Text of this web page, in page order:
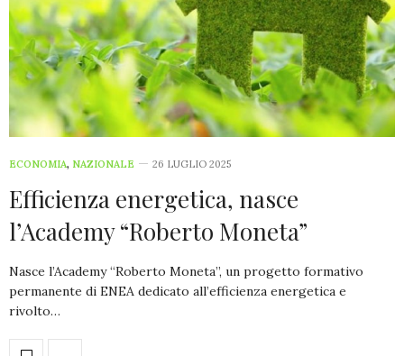
ECONOMIA, NAZIONALE 26 LUGLIO 2025
Efficienza energetica, nasce
l’Academy “Roberto Moneta”
Nasce l’Academy “Roberto Moneta”, un progetto formativo
permanente di ENEA dedicato all’efficienza energetica e
rivolto…